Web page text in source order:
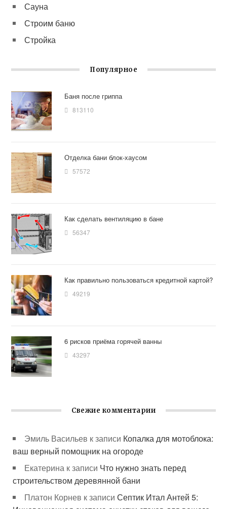
Сауна
Строим баню
Стройка
Популярное
Баня после гриппа
813110
Отделка бани блок-хаусом
57572
Как сделать вентиляцию в бане
56347
Как правильно пользоваться кредитной картой?
49219
6 рисков приёма горячей ванны
43297
Свежие комментарии
Эмиль Васильев к записи Копалка для мотоблока:
ваш верный помощник на огороде
Екатерина к записи Что нужно знать перед
строительством деревянной бани
Платон Корнев к записиСептик Итал Антей 5: